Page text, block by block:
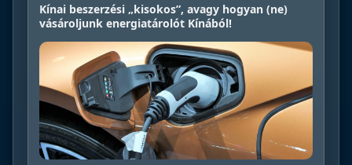
Kínai beszerzési „kisokos”, avagy hogyan (ne)
vásároljunk energiatárolót Kínából!